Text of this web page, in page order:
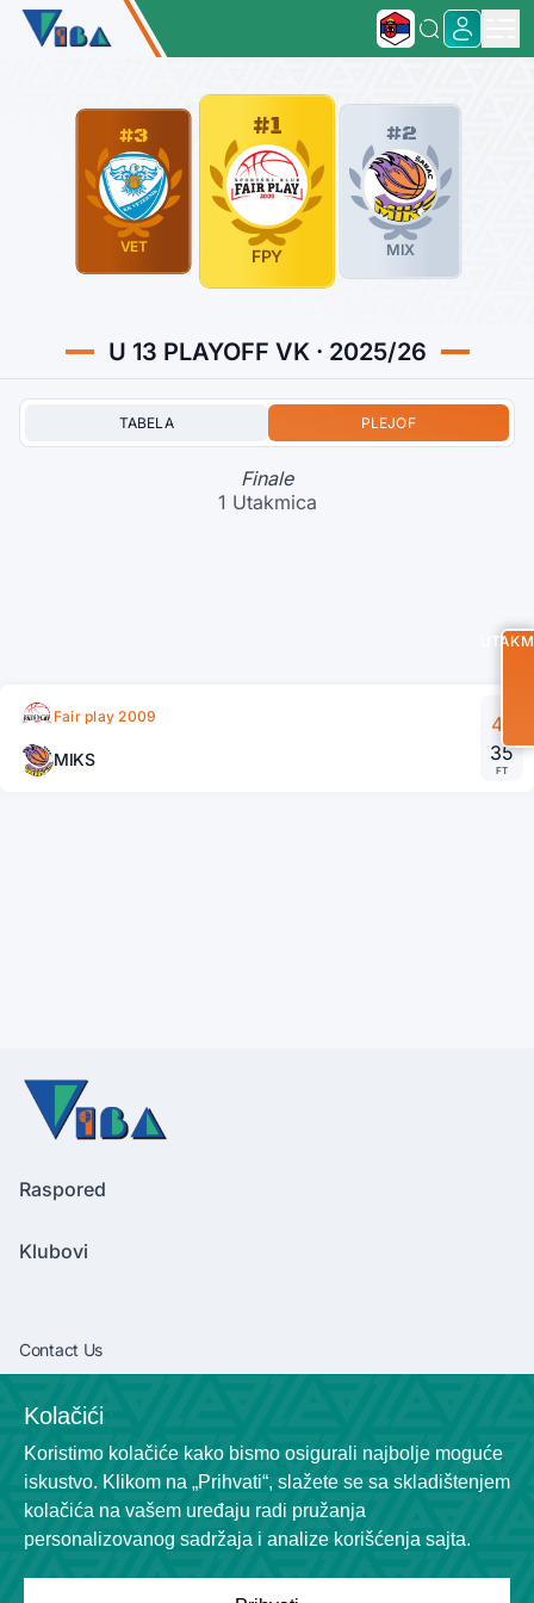
#3
VET
#1
FPY
#2
MIX
U 13 PLAYOFF VK · 2025/26
TABELA PLEJOF
Finale
1 Utakmica
Fair play 2009
MIKS
47
35
FT
Raspored
Klubovi
Contact Us
+381638292540
Socials
Kolačići
Koristimo kolačiće kako bismo osigurali najbolje moguće
iskustvo. Klikom na „Prihvati“, slažete se sa skladištenjem
kolačića na vašem uređaju radi pružanja
personalizovanog sadržaja i analize korišćenja sajta.